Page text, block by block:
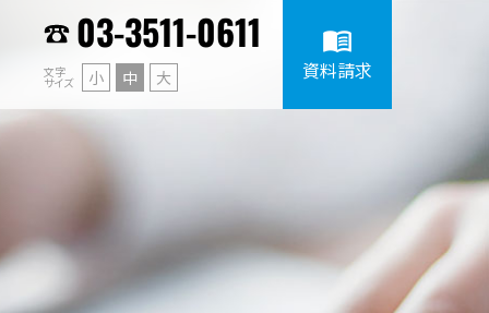
03-3511-0611
文字
サイズ 小 中 大
menu_book
資料請求